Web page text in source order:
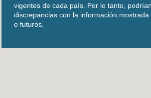
vigentes de cada país. Por lo tanto,
discrepancias con la información
o futuros.